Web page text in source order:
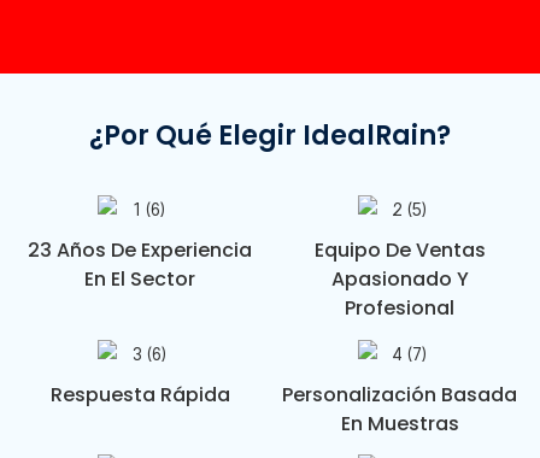
¿Por Qué Elegir IdealRain?
23 Años De Experiencia
En El Sector
Equipo De Ventas
Apasionado Y
Profesional
Respuesta Rápida
Personalización Basada
En Muestras